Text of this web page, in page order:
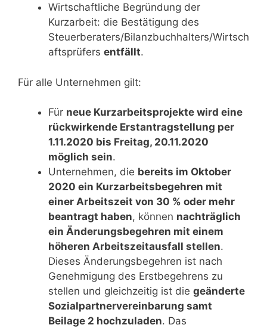
Wirtschaftliche Begründung der
Kurzarbeit: die Bestätigung des
Steuerberaters/Bilanzbuchhalters/Wirtsch
aftsprüfers entfällt.
Für alle Unternehmen gilt:
Für neue Kurzarbeitsprojekte wird eine
rückwirkende Erstantragstellung per
1.11.2020 bis Freitag, 20.11.2020
möglich sein.
Unternehmen, die bereits im Oktober
2020 ein Kurzarbeitsbegehren mit
einer Arbeitszeit von 30 % oder mehr
beantragt haben, können nachträglich
ein Änderungsbegehren mit einem
höheren Arbeitszeitausfall stellen.
Dieses Änderungsbegehren ist nach
Genehmigung des Erstbegehrens zu
stellen und gleichzeitig ist die geänderte
Sozialpartnervereinbarung samt
Beilage 2 hochzuladen. Das